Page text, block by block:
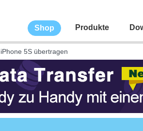
Shop Produkte
5S übertragen